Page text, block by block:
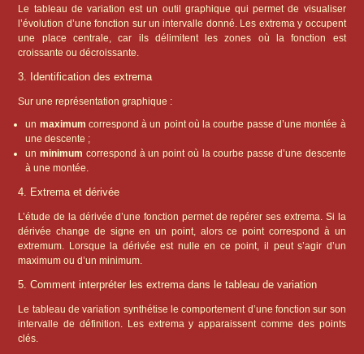
Le tableau de variation est un outil graphique qui permet de visualiser
l’évolution d’une fonction sur un intervalle donné. Les extrema y occupent
une place centrale, car ils délimitent les zones où la fonction est
croissante ou décroissante.
3. Identification des extrema
Sur une représentation graphique :
un maximum correspond à un point où la courbe passe d’une montée à
une descente ;
unminimum correspond à un point où la courbe passe d’une descente
à une montée.
4. Extrema et dérivée
L’étude de la dérivée d’une fonction permet de repérer ses extrema. Si la
dérivée change de signe en un point, alors ce point correspond à un
extremum. Lorsque la dérivée est nulle en ce point, il peut s’agir d’un
maximum ou d’un minimum.
5. Comment interpréter les extrema dans le tableau de variation
Le tableau de variation synthétise le comportement d’une fonction sur son
intervalle de définition. Les extrema y apparaissent comme des points
clés.